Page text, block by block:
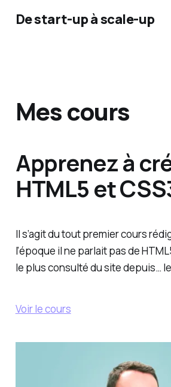
De start-up à scale-up
Mes cours
Apprenez à
HTML5 et
Il s’agit du tout premier cours
l’époque il ne parlait pas de
le plus consulté du site depuis…
Voir le cours